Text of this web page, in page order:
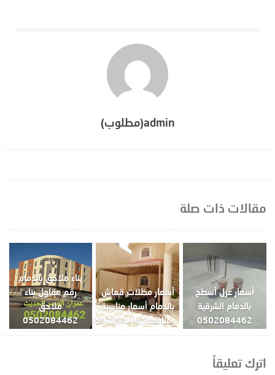
admin(مطلوب)
مقالات ذات صلة
أسعار عزل أسطح
بالدمام الشرقية
0502084462
أسعار مظلات قماش
بالدمام أسعار مناسبة
ومنافسة0502084462
بناء ملاحق بالدمام
رقم مقاول بناء
ملاحق
0502084462
اترك تعليقاً